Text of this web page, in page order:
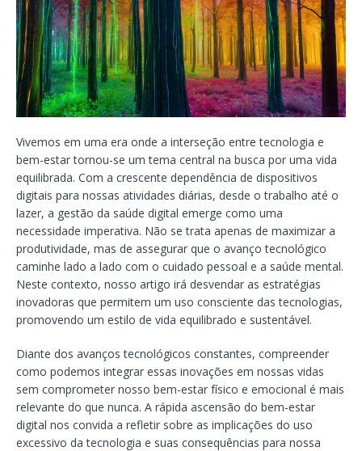
Vivemos em uma era onde a interseção entre tecnologia e
bem-estar tornou-se um tema central na busca por uma vida
equilibrada. Com a crescente dependência de dispositivos
digitais para nossas atividades diárias, desde o trabalho até o
lazer, a gestão da saúde digital emerge como uma
necessidade imperativa. Não se trata apenas de maximizar a
produtividade, mas de assegurar que o avanço tecnológico
caminhe lado a lado com o cuidado pessoal e a saúde mental.
Neste contexto, nosso artigo irá desvendar as estratégias
inovadoras que permitem um uso consciente das tecnologias,
promovendo um estilo de vida equilibrado e sustentável.
Diante dos avanços tecnológicos constantes, compreender
como podemos integrar essas inovações em nossas vidas
sem comprometer nosso bem-estar físico e emocional é mais
relevante do que nunca. A rápida ascensão do bem-estar
digital nos convida a refletir sobre as implicações do uso
excessivo da tecnologia e suas consequências para nossa